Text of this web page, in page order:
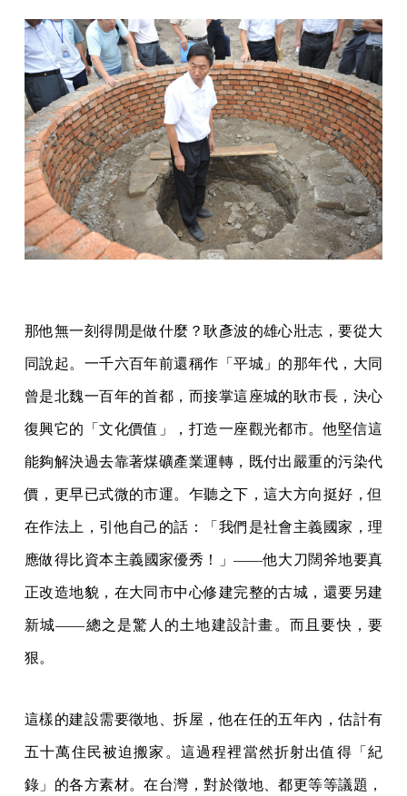
那他無一刻得閒是做什麼？耿彥波的雄心壯志，要從大
同說起。一千六百年前還稱作「平城」的那年代，大同
曾是北魏一百年的首都，而接掌這座城的耿市長，決心
復興它的「文化價值」，打造一座觀光都市。他堅信這
能夠解決過去靠著煤礦產業運轉，既付出嚴重的污染代
價，更早已式微的市運。乍聽之下，這大方向挺好，但
在作法上，引他自己的話：「我們是社會主義國家，理
應做得比資本主義國家優秀！」——他大刀闊斧地要真
正改造地貌，在大同市中心修建完整的古城，還要另建
新城——總之是驚人的土地建設計畫。而且要快，要
狠。
這樣的建設需要徵地、拆屋，他在任的五年內，估計有
五十萬住民被迫搬家。這過程裡當然折射出值得「紀
錄」的各方素材。在台灣，對於徵地、都更等等議題，